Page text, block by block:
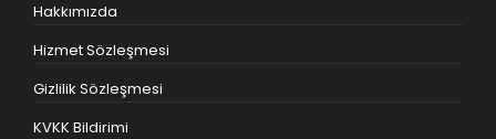
Hakkımızda
Hizmet Sözleşmesi
Gizlilik Sözleşmesi
KVKK Bildirimi